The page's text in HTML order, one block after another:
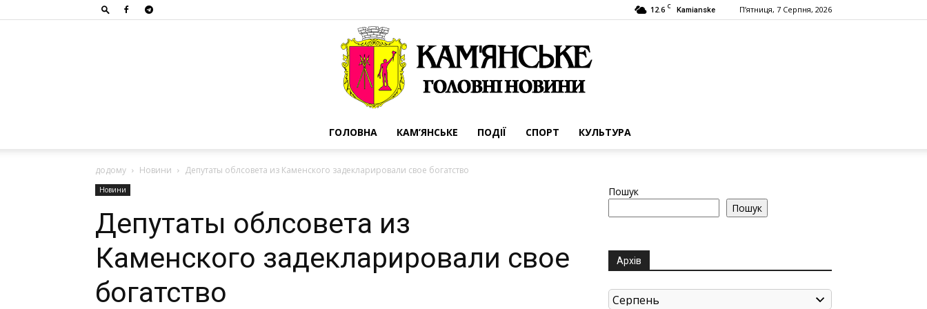
12.6 C Kamianske П’ятниця, 7 Серпня, 2026
ГОЛОВНА КАМ’ЯНСЬКЕ ПОДІЇ СПОРТ КУЛЬТУРА
додому Новини Депутаты облсовета из Каменского задекларировали свое богатство
Новини
Депутаты облсовета из
Каменского задекларировали свое
богатство
Пошук
Пошук
Архів